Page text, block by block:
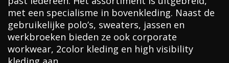
met een specialisme in bovenkleding. Naast de
gebruikelijke polo’s, sweaters, jassen en
werkbroeken bieden ze ook corporate
workwear, 2color kleding en high visibility